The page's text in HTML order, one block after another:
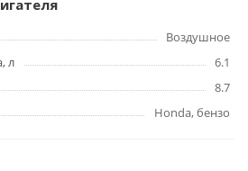
Воздушное
л
6.1
8.7
Honda, бензо